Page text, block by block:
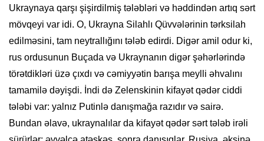
Ukraynaya qarşı şişirdilmiş tələbləri və həddindən artıq sərt
mövqeyi var idi. O, Ukrayna Silahlı Qüvvələrinin tərksilah
edilməsini, tam neytrallığını tələb edirdi. Digər amil odur ki,
rus ordusunun Buçada və Ukraynanın digər şəhərlərində
törətdikləri üzə çıxdı və cəmiyyətin barışa meylli əhvalını
tamamilə dəyişdi. İndi də Zelenskinin kifayət qədər ciddi
tələbi var: yalnız Putinlə danışmağa razıdır və sairə.
Bundan əlavə, ukraynalılar da kifayət qədər sərt tələb irəli